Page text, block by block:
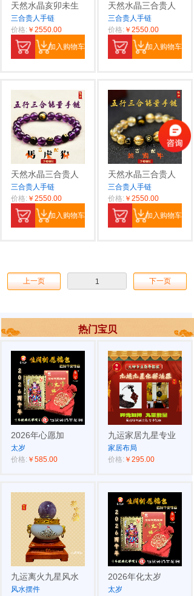
天然水晶亥卯未生
三合贵人手链
价格: ￥2550.00
加入购物车
天然水晶三合贵人
三合贵人手链
价格: ￥2550.00
加入购物车
天然水晶三合贵人
三合贵人手链
价格: ￥2550.00
加入购物车
天然水晶三合贵人
三合贵人手链
价格: ￥2550.00
加入购物车
上一页 1 下一页
2026年心愿加
太岁
价格: ￥585.00
九运家居九星专业
家居布局
价格: ￥295.00
九运离火九星风水
风水摆件
2026年化太岁
太岁
热门宝贝